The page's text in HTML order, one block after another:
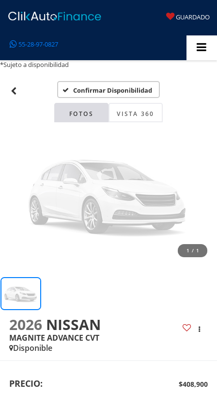
GUARDADO
55-28-97-0827
*Sujeto a disponibilidad
Confirmar Disponibilidad
FOTOS VISTA 360
Disponibles
Por favor, revise luego
1 / 1
2026 NISSAN
MAGNITE ADVANCE CVT
Disponible
PRECIO: $408,900